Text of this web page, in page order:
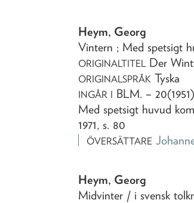
Heym, Georg
Vintern ; Med spetsigt
ORIGINALTITEL Der
ORIGINALSPRÅK Tyska
INGÅR I BLM. –
Med spetsigt huvud
1971, s. 80
ÖVERSÄTTARE
Heym, Georg
Midvinter / i svensk